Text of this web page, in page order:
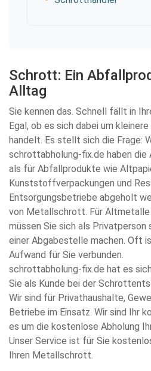
Schrott: Ein
Alltag
Sie kennen das. Schnell fällt in
Egal, ob es sich dabei um
handelt. Es stellt sich die Frage:
schrottabholung-fix.de haben die
als für Abfallprodukte wie
Kunststoffverpackungen und
Entsorgungsbetriebe abgeholt
von Metallschrott. Für
müssen Sie sich als
einer Abgabestelle machen. Oft
Aufwand für Sie verbunden.
schrottabholung-fix.de hat es
Sie als Kunde bei der
Wir sind für Privathaushalte,
Betriebe im Einsatz. Wir sind Ihr
es um die kostenlose Abholung
Unser Service ist für Sie
Ihren Metallschrott.